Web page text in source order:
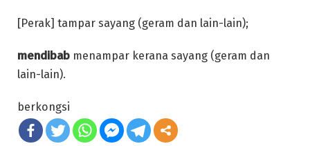
[Perak] tampar sayang (geram dan lain-lain);
mendibab menampar kerana sayang (geram dan
lain-lain).
berkongsi